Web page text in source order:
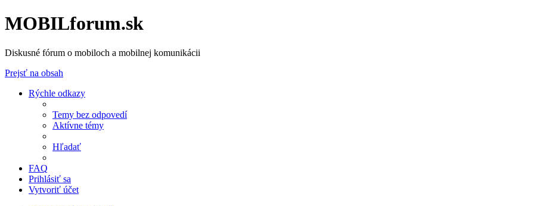
MOBILforum.sk
Diskusné fórum o mobiloch a mobilnej komunikácii
Prejsť na obsah
Rýchle odkazy
Temy bez odpovedí
Aktívne témy
Hľadať
FAQ
Prihlásiť sa
Vytvoriť účet